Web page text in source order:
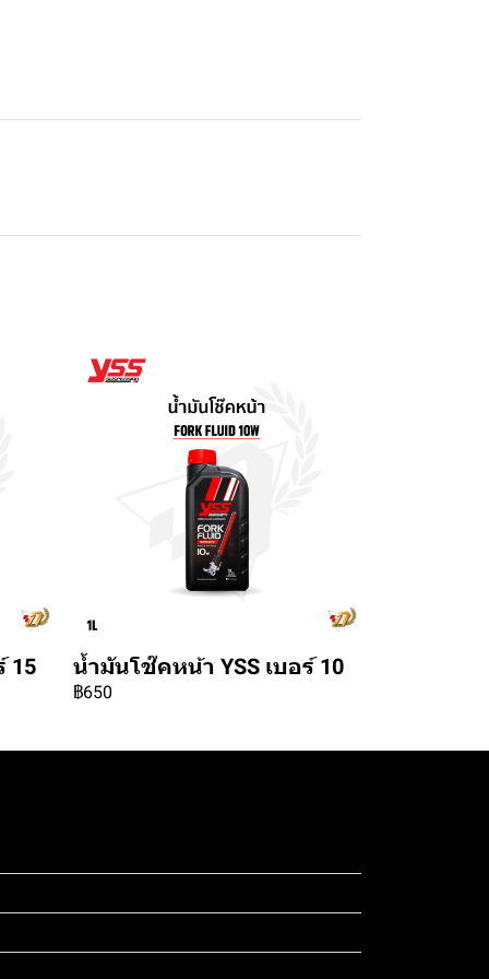
15 น้ำมันโช๊คหน้า YSS เบอร์ 10
฿650